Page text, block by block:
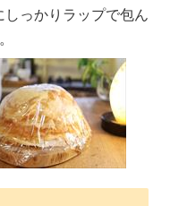
っかりラップで包ん